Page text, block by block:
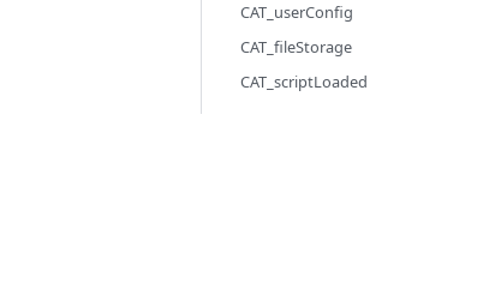
CAT_userConfig
CAT_fileStorage
CAT_scriptLoaded